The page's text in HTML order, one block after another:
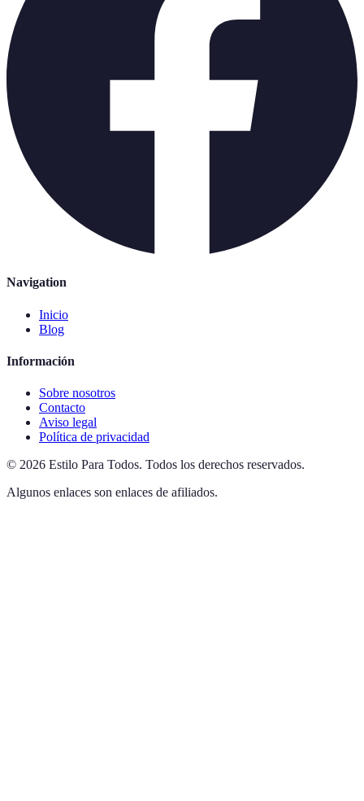
Navigation
Inicio
Blog
Información
Sobre nosotros
Contacto
Aviso legal
Política de privacidad
© 2026 Estilo Para Todos. Todos los derechos reservados.
Algunos enlaces son enlaces de afiliados.